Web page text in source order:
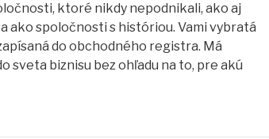
ktoré nikdy nepodnikali, ako aj
ako spoločnosti s históriou. Vami vybratá
do obchodného registra. Má
sveta biznisu bez ohľadu na to, pre akú